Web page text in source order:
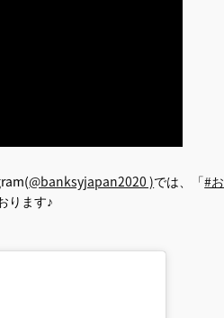
@banksyjapan2020 )では、「#
ります♪